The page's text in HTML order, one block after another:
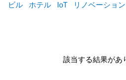
ビル
ホテル IoT リノベーション
該当する結果があ